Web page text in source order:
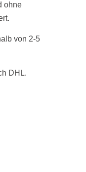
ohne
von 2-5
DHL.